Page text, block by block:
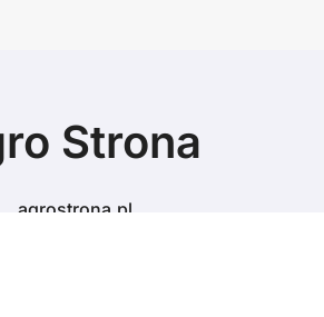
Strona
agrostrona.pl